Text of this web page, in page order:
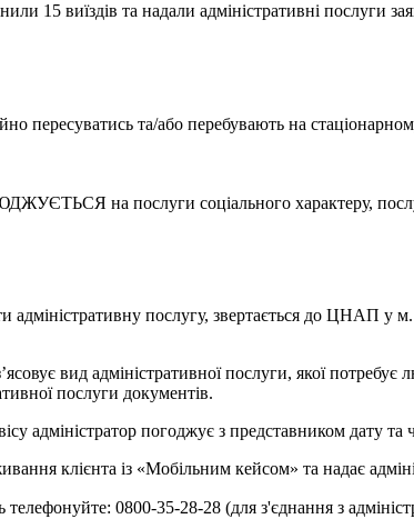
15 виїздів та надали адміністративні послуги
пересуватись та/або перебувають на
на послуги соціального характеру,
послугу, звертається до ЦНАП у
вид адміністративної послуги, якої потребує
послуги документів.
адміністратор погоджує з представником дату та
клієнта із «Мобільним кейсом» та надає
0800-35-28-28 (для з'єднання з